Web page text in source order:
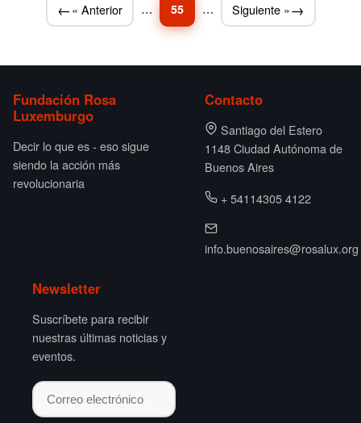
Paginación
« Anterior … 55 … Siguiente »
Fundación Rosa
Luxemburgo
Decir lo que es - eso sigue
siendo la acción más
revolucionaria
Contacto
Santiago del Estero
1148 Ciudad Autónoma de
Buenos Aires
+ 54114305 4122
info.buenosaires@rosalux.org
Newsletter
Suscríbete para recibir
nuestras últimas noticias y
eventos.